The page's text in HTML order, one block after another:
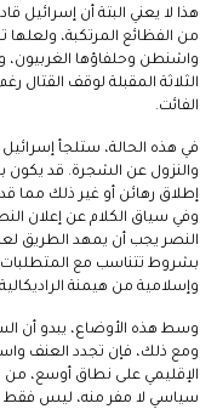
هذا لا يعني البتة أن إسرائيل
من الفظائع المرتكبة، ولعلها
واشنطن وحلفاؤها الغربيون،
الثلاثة المقبلة لوقف القتال
الفائت.
في هذه الحالة، ستلجأ
والنزول عن الشجرة. قد يكون
إطلاق رهائن أو غير ذلك مما
وفي سياق الكلام عن إعلان
النصر يجب أن يمهد الطريق
بشروط تتناسب مع المتطلبات
وإسلامية من هيمنة
وسط هذه الأوضاع، يبدو أن
ومع ذلك، فإن تجدد العنف
الإقليمي على نطاق أوسع، من
سياسي لا مفر منه، ليس فقط